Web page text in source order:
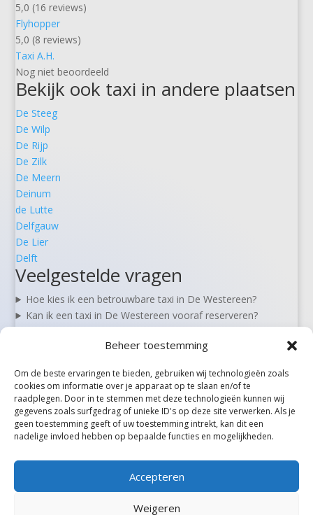
Beheer toestemming
Om de beste ervaringen te bieden, gebruiken wij technologieën zoals
cookies om informatie over je apparaat op te slaan en/of te
raadplegen. Door in te stemmen met deze technologieën kunnen wij
gegevens zoals surfgedrag of unieke ID's op deze site verwerken. Als je
geen toestemming geeft of uw toestemming intrekt, kan dit een
nadelige invloed hebben op bepaalde functies en mogelijkheden.
Accepteren
Weigeren
5,0 (16 reviews)
Flyhopper
5,0 (8 reviews)
Taxi A.H.
Nog niet beoordeeld
Bekijk ook taxi in andere plaatsen
De Steeg
De Wilp
De Rijp
De Zilk
De Meern
Deinum
de Lutte
Delfgauw
De Lier
Delft
Veelgestelde vragen
Hoe kies ik een betrouwbare taxi in De Westereen?
Kan ik een taxi in De Westereen vooraf reserveren?
Zijn er 24/7 taxi’s beschikbaar in De Westereen?
Wat kost een taxi van De Westereen naar Schiphol?
boeken?
Alle steden